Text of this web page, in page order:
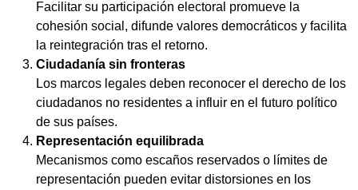
Facilitar su participación electoral promueve la
cohesión social, difunde valores democráticos y facilita
la reintegración tras el retorno.
Ciudadanía sin fronteras
Los marcos legales deben reconocer el derecho de los
ciudadanos no residentes a influir en el futuro político
de sus países.
Representación equilibrada
Mecanismos como escaños reservados o límites de
representación pueden evitar distorsiones en los